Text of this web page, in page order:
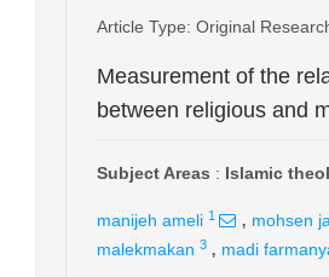
Article Type: Original
Measurement of the
between religious and
Subject Areas : Islamic
manijeh ameli 1 , mohsen
malekmakan 3 , madi